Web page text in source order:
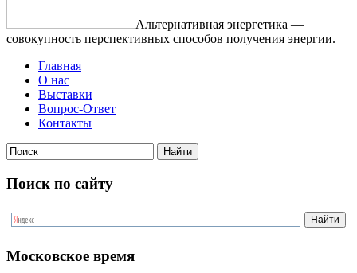
Альтернативная энергетика —
совокупность перспективных способов получения энергии.
Главная
О нас
Выставки
Вопрос-Ответ
Контакты
Поиск по сайту
Московское время